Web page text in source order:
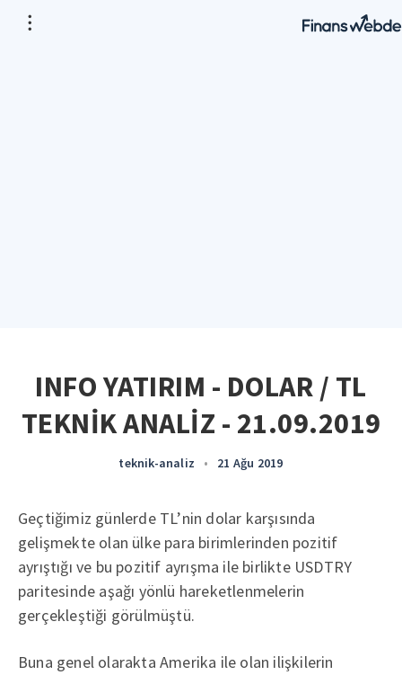
INFO YATIRIM - DOLAR / TL
TEKNİK ANALİZ - 21.09.2019
teknik-analiz • 21 Ağu 2019
Geçtiğimiz günlerde TL’nin dolar karşısında
gelişmekte olan ülke para birimlerinden pozitif
ayrıştığı ve bu pozitif ayrışma ile birlikte USDTRY
paritesinde aşağı yönlü hareketlenmelerin
gerçekleştiği görülmüştü.
Buna genel olarakta Amerika ile olan ilişkilerin